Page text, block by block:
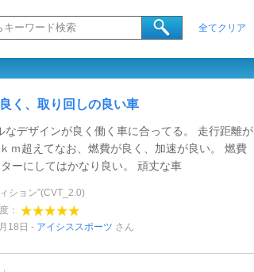
全てクリア
く、取り回しの良い車
なデザインが良く働く車に合ってる。 走行距離が
ｍ超えてなお、燃費が良く、加速が良い。 燃費
ーにしてはかなり良い。 頑丈な車
ション”(CVT_2.0)
：
18日
アイシススポーツ さん